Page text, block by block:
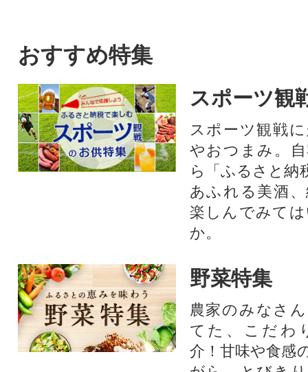
おすすめ特集
スポーツ観
スポーツ観戦
やおつまみ。
ら「ふるさと納
あふれる美酒
楽しんでみて
か。
野菜特集
農家のみなさ
てた、こだわ
介！甘味や食感